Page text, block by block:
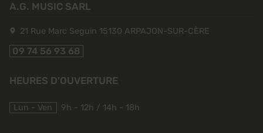
A.G. MUSIC SARL
21 Rue Marc Seguin 15130 ARPAJON-SUR-CÈRE
09 74 56 93 68
HEURES D'OUVERTURE
Lun - Ven 9h - 12h / 14h - 18h